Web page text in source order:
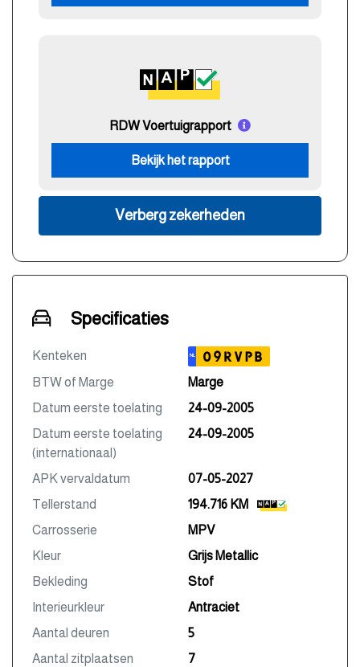
RDW Voertuigrapport
Bekijk het rapport
Verberg zekerheden
Specificaties
Kenteken NL 09RVPB
BTW of Marge
Marge
Datum eerste toelating
24-09-2005
Datum eerste toelating
(internationaal)
24-09-2005
APK vervaldatum
07-05-2027
Tellerstand
194.716 KM
Carrosserie
MPV
Kleur
Grijs Metallic
Bekleding
Stof
Interieurkleur
Antraciet
Aantal deuren
5
Aantal zitplaatsen
7